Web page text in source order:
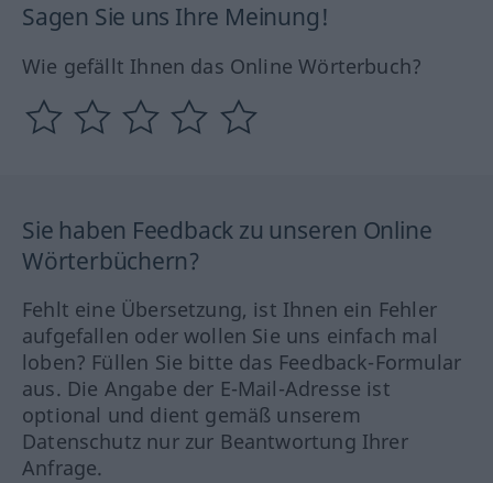
Sagen Sie uns Ihre Meinung!
Wie gefällt Ihnen das Online Wörterbuch?
Sie haben Feedback zu unseren Online
Wörterbüchern?
Fehlt eine Übersetzung, ist Ihnen ein Fehler
aufgefallen oder wollen Sie uns einfach mal
loben? Füllen Sie bitte das Feedback-Formular
aus. Die Angabe der E-Mail-Adresse ist
optional und dient gemäß unserem
Datenschutz nur zur Beantwortung Ihrer
Anfrage.